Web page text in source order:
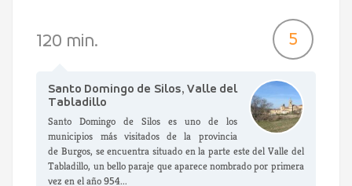
120 min. 5
Santo Domingo de Silos, Valle del
Tabladillo
Santo Domingo de Silos es uno de los
municipios más visitados de la provincia
de Burgos, se encuentra situado en la parte este del Valle del
Tabladillo, un bello paraje que aparece nombrado por primera
vez en el año 954...